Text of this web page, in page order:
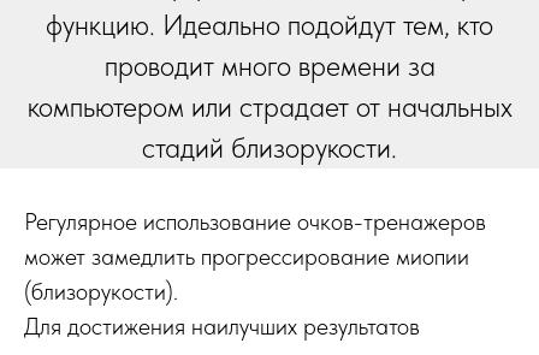
функцию. Идеально подойдут тем, кто
проводит много времени за
компьютером или страдает от начальных
стадий близорукости.
Регулярное использование очков-тренажеров
может замедлить прогрессирование миопии
(близорукости).
Для достижения наилучших результатов